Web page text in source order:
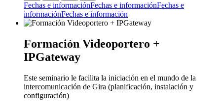
Fechas e informaciónFechas e informaciónFechas e
informaciónFechas e información
Formación Videoportero +
IPGateway
Este seminario le facilita la iniciación en el mundo de la
intercomunicación de Gira (planificación, instalación y
configuración)